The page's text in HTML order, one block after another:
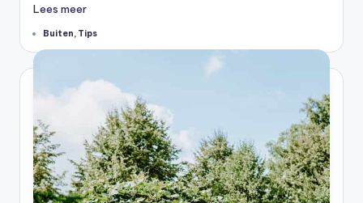
Lees meer
Tags:Buiten, Tips